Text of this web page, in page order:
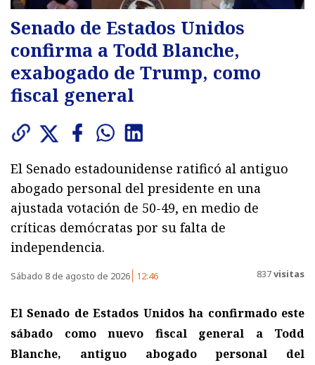
Senado de Estados Unidos
confirma a Todd Blanche,
exabogado de Trump, como
fiscal general
El Senado estadounidense ratificó al antiguo
abogado personal del presidente en una
ajustada votación de 50-49, en medio de
críticas demócratas por su falta de
independencia.
Sábado 8 de agosto de 2026 12:46 837visitas
El Senado de Estados Unidos ha confirmado este
sábado como nuevo fiscal general a Todd
Blanche, antiguo abogado personal del